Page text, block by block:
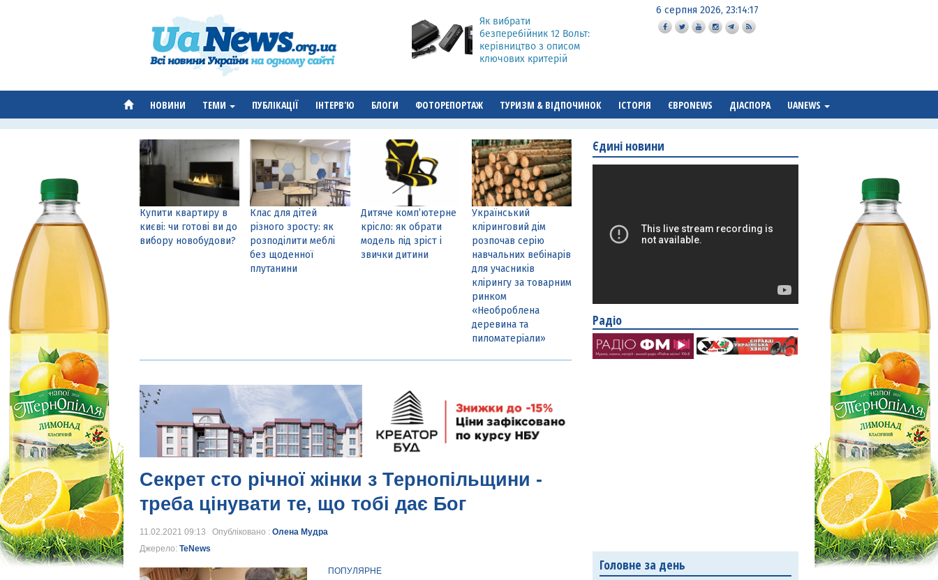
Як вибрати
безперебійник 12 Вольт:
керівництво з описом
ключових критерій
6 серпня 2026, 23:14:18
НОВИНИ ТЕМИ ПУБЛІКАЦІЇ ІНТЕРВ'Ю БЛОГИ ФОТОРЕПОРТАЖ ТУРИЗМ & ВІДПОЧИНОК ІСТОРІЯ ЄВРОNEWS ДІАСПОРА UANEWS
Купити квартиру в
києві: чи готові ви до
вибору новобудови?
Клас для дітей
різного зросту: як
розподілити меблі
без щоденної
плутанини
Дитяче комп’ютерне
крісло: як обрати
модель під зріст і
звички дитини
Український
кліринговий дім
розпочав серію
навчальних вебінарів
для учасників
клірингу за товарним
ринком
«Необроблена
деревина та
пиломатеріали»
Секрет сто річної жінки з Тернопільщини -
треба цінувати те, що тобі дає Бог
11.02.2021 09:13 Опубліковано : Олена Мудра
Джерело: TeNews
ПОПУЛЯРНЕ
Єдині новини
Радіо
Головне за день